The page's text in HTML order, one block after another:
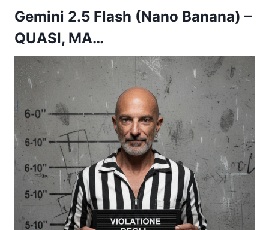
Gemini 2.5 Flash (Nano Banana) –
QUASI, MA…​